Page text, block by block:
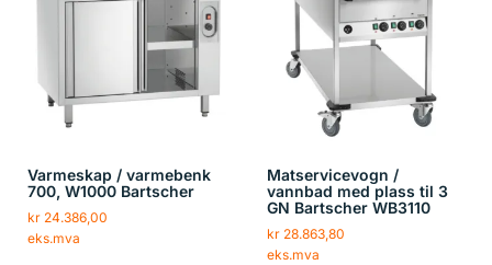
Varmeskap / varmebenk
700, W1000 Bartscher
kr 24.386,00
eks.mva
Matservicevogn /
vannbad med plass til 3
GN Bartscher WB3110
kr28.863,80
eks.mva